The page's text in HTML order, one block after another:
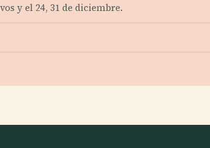
y el 24, 31 de diciembre.